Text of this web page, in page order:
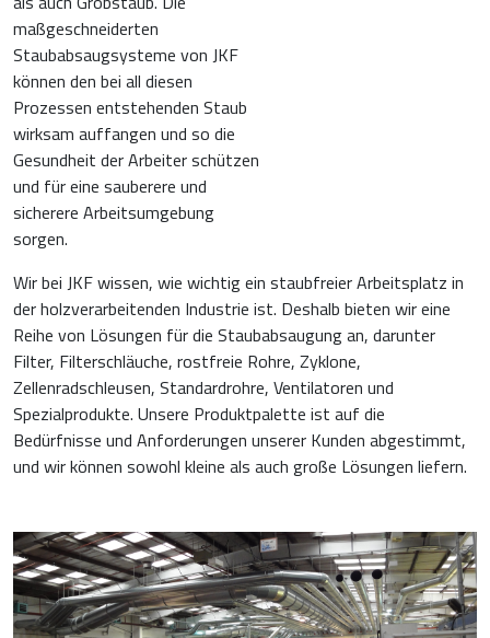
maßgeschneiderten
Staubabsaugsysteme von JKF
können den bei all diesen
Prozessen entstehenden Staub
wirksam auffangen und so die
Gesundheit der Arbeiter schützen
und für eine sauberere und
sicherere Arbeitsumgebung
sorgen.
Wir bei JKF wissen, wie wichtig ein staubfreier Arbeitsplatz in
der holzverarbeitenden Industrie ist. Deshalb bieten wir eine
Reihe von Lösungen für die Staubabsaugung an, darunter
Filter, Filterschläuche, rostfreie Rohre, Zyklone,
Zellenradschleusen, Standardrohre, Ventilatoren und
Spezialprodukte. Unsere Produktpalette ist auf die
Bedürfnisse und Anforderungen unserer Kunden abgestimmt,
und wir können sowohl kleine als auch große Lösungen liefern.